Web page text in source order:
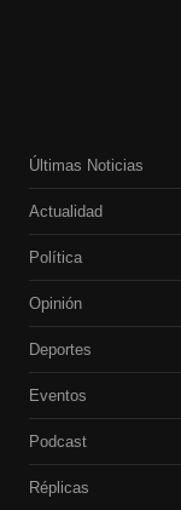
Últimas Noticias
Actualidad
Política
Opinión
Deportes
Eventos
Podcast
Réplicas